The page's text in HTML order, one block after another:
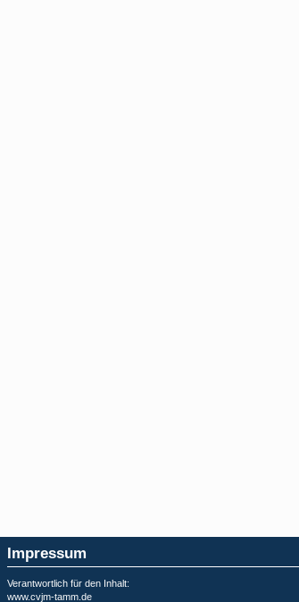
Impressum
Verantwortlich für den Inhalt:
www.cvjm-tamm.de